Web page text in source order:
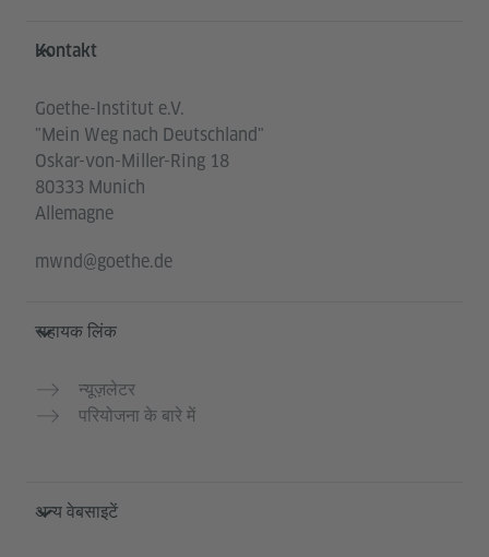
Service- und Informationsbereich
Kontakt
Goethe-Institut e.V.
"Mein Weg nach Deutschland"
Oskar-von-Miller-Ring 18
80333 Munich
Allemagne
mwnd@goethe.de
सहायक लिंक
न्यूज़लेटर
परियोजना के बारे में
अन्य वेबसाइटें